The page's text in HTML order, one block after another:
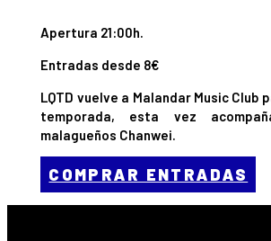
Apertura 21:00h.
Entradas desde 8€
LQTD vuelve a Malandar Music Club
temporada, esta vez
malagueños Chanwei.
COMPRAR ENTRADAS